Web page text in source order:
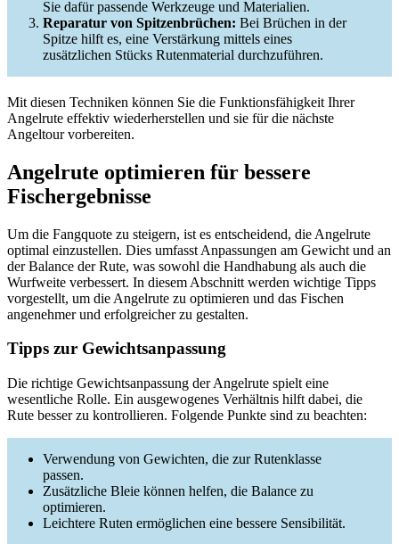
Sie dafür passende Werkzeuge und Materialien.
Reparatur von Spitzenbrüchen: Bei Brüchen in der
Spitze hilft es, eine Verstärkung mittels eines
zusätzlichen Stücks Rutenmaterial durchzuführen.
Mit diesen Techniken können Sie die Funktionsfähigkeit Ihrer
Angelrute effektiv wiederherstellen und sie für die nächste
Angeltour vorbereiten.
Angelrute optimieren für bessere
Fischergebnisse
Um die Fangquote zu steigern, ist es entscheidend, die Angelrute
optimal einzustellen. Dies umfasst Anpassungen am Gewicht und an
der Balance der Rute, was sowohl die Handhabung als auch die
Wurfweite verbessert. In diesem Abschnitt werden wichtige Tipps
vorgestellt, um die Angelrute zu optimieren und das Fischen
angenehmer und erfolgreicher zu gestalten.
Tipps zur Gewichtsanpassung
Die richtige Gewichtsanpassung der Angelrute spielt eine
wesentliche Rolle. Ein ausgewogenes Verhältnis hilft dabei, die
Rute besser zu kontrollieren. Folgende Punkte sind zu beachten:
Verwendung von Gewichten, die zur Rutenklasse
passen.
Zusätzliche Bleie können helfen, die Balance zu
optimieren.
Leichtere Ruten ermöglichen eine bessere Sensibilität.